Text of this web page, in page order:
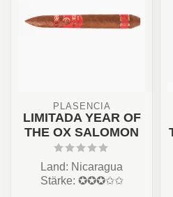
PLASENCIA
LIMITADA YEAR OF
THE OX SALOMON
Land: Nicaragua
Stärke: ✪✪✪✩✩